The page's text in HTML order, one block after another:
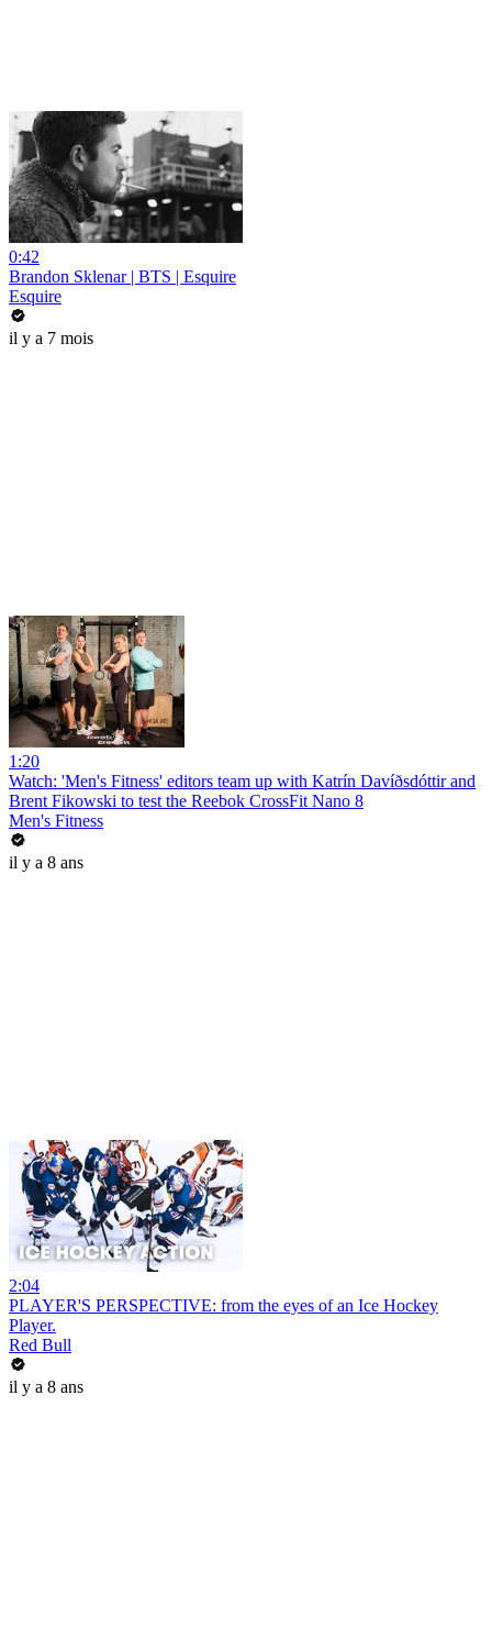
0:42
Brandon Sklenar | BTS | Esquire
Esquire
il y a 7 mois
1:20
Watch: 'Men's Fitness' editors team up with Katrín Davíðsdóttir and
Brent Fikowski to test the Reebok CrossFit Nano 8
Men's Fitness
il y a 8 ans
2:04
PLAYER'S PERSPECTIVE: from the eyes of an Ice Hockey
Player.
Red Bull
il y a 8 ans